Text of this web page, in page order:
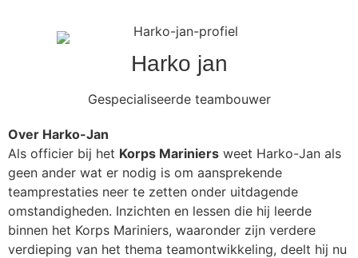
Harko jan
Gespecialiseerde teambouwer
Over Harko-Jan
Als officier bij het Korps Mariniers weet Harko-Jan als
geen ander wat er nodig is om aansprekende
teamprestaties neer te zetten onder uitdagende
omstandigheden. Inzichten en lessen die hij leerde
binnen het Korps Mariniers, waaronder zijn verdere
verdieping van het thema teamontwikkeling, deelt hij nu